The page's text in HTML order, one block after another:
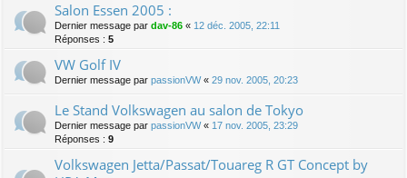
Salon Essen 2005 :
Dernier message par dav-86 « 12 déc. 2005, 22:11
Réponses : 5
VW Golf IV
Dernier message par passionVW« 29 nov. 2005, 20:23
Le Stand Volkswagen au salon de Tokyo
Dernier message par passionVW« 17 nov. 2005, 23:29
Réponses : 9
Volkswagen Jetta/Passat/Touareg R GT Concept by